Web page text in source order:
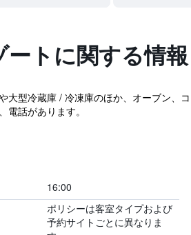
ートに関する情報
大型冷蔵庫 / 冷凍庫のほか、オーブン、
電話があります。
16:00
ポリシーは客室タイプおよび
予約サイトごとに異なりま